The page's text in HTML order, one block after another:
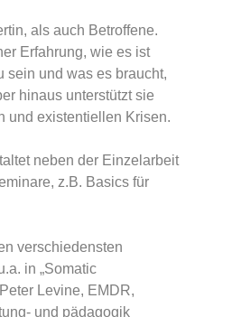
als auch Betroffene.
Erfahrung, wie es ist
sein und was es braucht,
hinaus unterstützt sie
und existentiellen Krisen.
neben der Einzelarbeit
z.B. Basics für
verschiedensten
in „Somatic
Levine, EMDR,
und pädagogik